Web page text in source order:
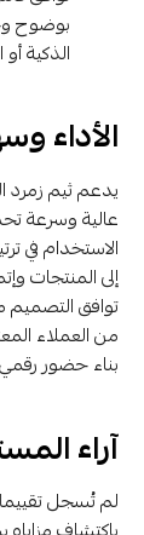
بوضوح
الذكية
الأداء
يدعم ثيم زمرد
عالية وسرعة
الاستخدام في
إلى المنتجات
توافق التصميم
من العملاء
بناء حضور
آراء
لم تُسجل